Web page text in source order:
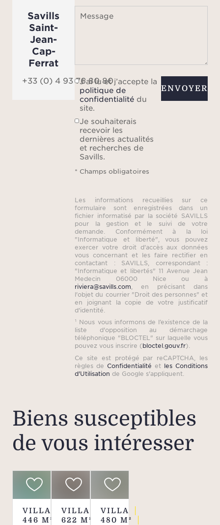
Savills
Saint-
Jean-
Cap-
Ferrat
+33 (0) 4 93 76 80 80
Message
J’ai lu et j’accepte la
politique de
confidentialité du
site.
Je souhaiterais
recevoir les
dernières actualités
et recherches de
Savills.
* Champs obligatoires
ENVOYER
Les informations recueillies sur ce
formulaire sont enregistrées dans un
fichier informatisé par la société SAVILLS
pour la gestion et le suivi de votre
demande. Conformément à la loi
"Informatique et liberté", vous pouvez
exercer votre droit d'accès aux données
vous concernant et les faire rectifier en
contactant : SAVILLS, correspondant :
"Informatique et libertés" 11 Avenue Jean
Medecin 06000 Nice ou à
riviera@savills.com , en précisant dans
l'objet du courrier "Droit des personnes" et
en joignant la copie de votre justificatif
d'identité.
¹ Nous vous informons de l’existence de la
liste d'opposition au démarchage
téléphonique "BLOCTEL" sur laquelle vous
pouvez vous inscrire (bloctel.gouv.fr).
Ce site est protégé par reCAPTCHA, les
règles deConfidentialité et les Conditions
d'Utilisation de Google s'appliquent.
Biens susceptibles
de vous intéresser
VILLA
446 M²
VILLA
622 M²
VILLA
480 M²